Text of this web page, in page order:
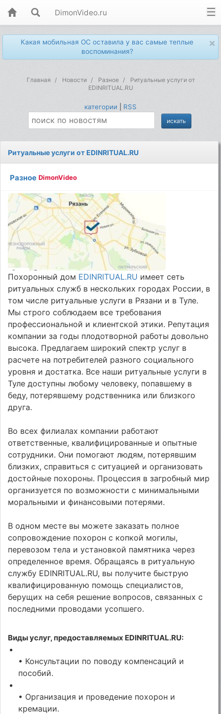
DimonVideo.ru
×
Какая мобильная ОС оставила у вас самые теплые
воспоминания?
Главная Новости Разное
Ритуальные услуги от
EDINRITUAL.RU
категории RSS
Ритуальные услуги от EDINRITUAL.RU
Разное DimonVideo
Похоронный дом EDINRITUAL.RU имеет сеть
ритуальных служб в нескольких городах России, в
том числе ритуальные услуги в Рязани и в Туле.
Мы строго соблюдаем все требования
профессиональной и клиентской этики. Репутация
компании за годы плодотворной работы довольно
высока. Предлагаем широкий спектр услуг в
расчете на потребителей разного социального
уровня и достатка. Все наши ритуальные услуги в
Туле доступны любому человеку, попавшему в
беду, потерявшему родственника или близкого
друга.
Во всех филиалах компании работают
ответственные, квалифицированные и опытные
сотрудники. Они помогают людям, потерявшим
близких, справиться с ситуацией и организовать
достойные похороны. Процессия в загробный мир
организуется по возможности с минимальными
моральными и финансовыми потерями.
В одном месте вы можете заказать полное
сопровождение похорон с копкой могилы,
перевозом тела и установкой памятника через
определенное время. Обращаясь в ритуальную
службу EDINRITUAL.RU, вы получите быструю
квалифицированную помощь специалистов,
берущих на себя решение вопросов, связанных с
последними проводами усопшего.
Виды услуг, предоставляемых EDINRITUAL.RU:
• Консультации по поводу компенсаций и
пособий.
• Организация и проведение похорон и
кремации.